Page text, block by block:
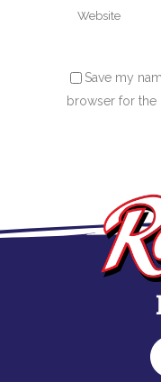
Save my
browser for the